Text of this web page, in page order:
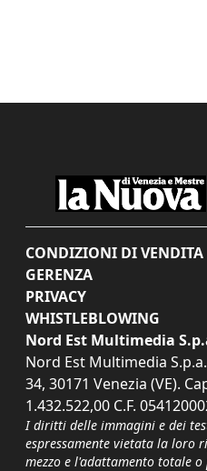
CONDIZIONI DI VENDITA
GERENZA
PRIVACY
WHISTLEBLOWING
Nord Est Multimedia
Nord Est Multimedia
34, 30171 Venezia (VE).
1.432.522,00 C.F.
I diritti delle immagini e dei
espressamente vietata la loro
mezzo e l'adattamento totale o